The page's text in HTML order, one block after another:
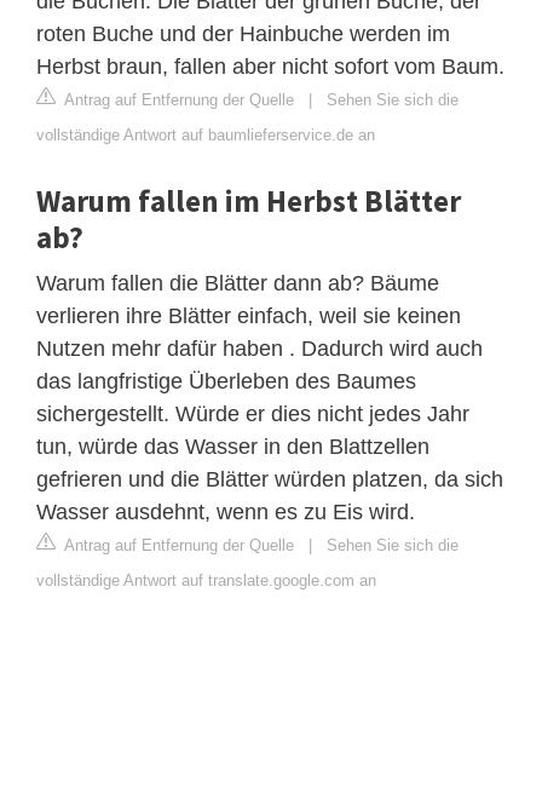
roten Buche und der Hainbuche werden im
Herbst braun, fallen aber nicht sofort vom Baum.
Antrag auf Entfernung der Quelle | Sehen Sie sich die
vollständige Antwort auf baumlieferservice.de an
Warum fallen im Herbst Blätter
ab?
Warum fallen die Blätter dann ab? Bäume
verlieren ihre Blätter einfach, weil sie keinen
Nutzen mehr dafür haben . Dadurch wird auch
das langfristige Überleben des Baumes
sichergestellt. Würde er dies nicht jedes Jahr
tun, würde das Wasser in den Blattzellen
gefrieren und die Blätter würden platzen, da sich
Wasser ausdehnt, wenn es zu Eis wird.
Antrag auf Entfernung der Quelle | Sehen Sie sich die
vollständige Antwort auf translate.google.com an